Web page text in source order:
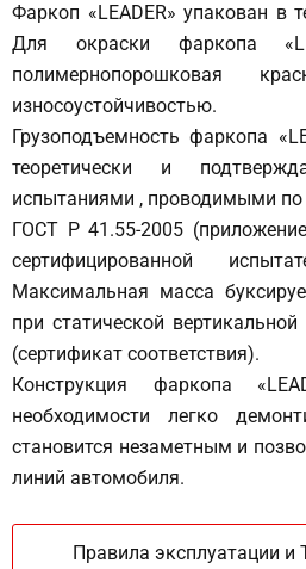
Фаркоп «LEADER» упакован в
Для окраски фаркопа
полимернопорошковая
износоустойчивостью.
Грузоподъемность фаркопа
теоретически и
испытаниями , проводимыми по
ГОСТ Р 41.55-2005
сертифицированной
Максимальная масса
при статической
(сертификат соответствия).
Конструкция фаркопа
необходимости легко
становится незаметным и
линий автомобиля.
Правила эксплуатации и